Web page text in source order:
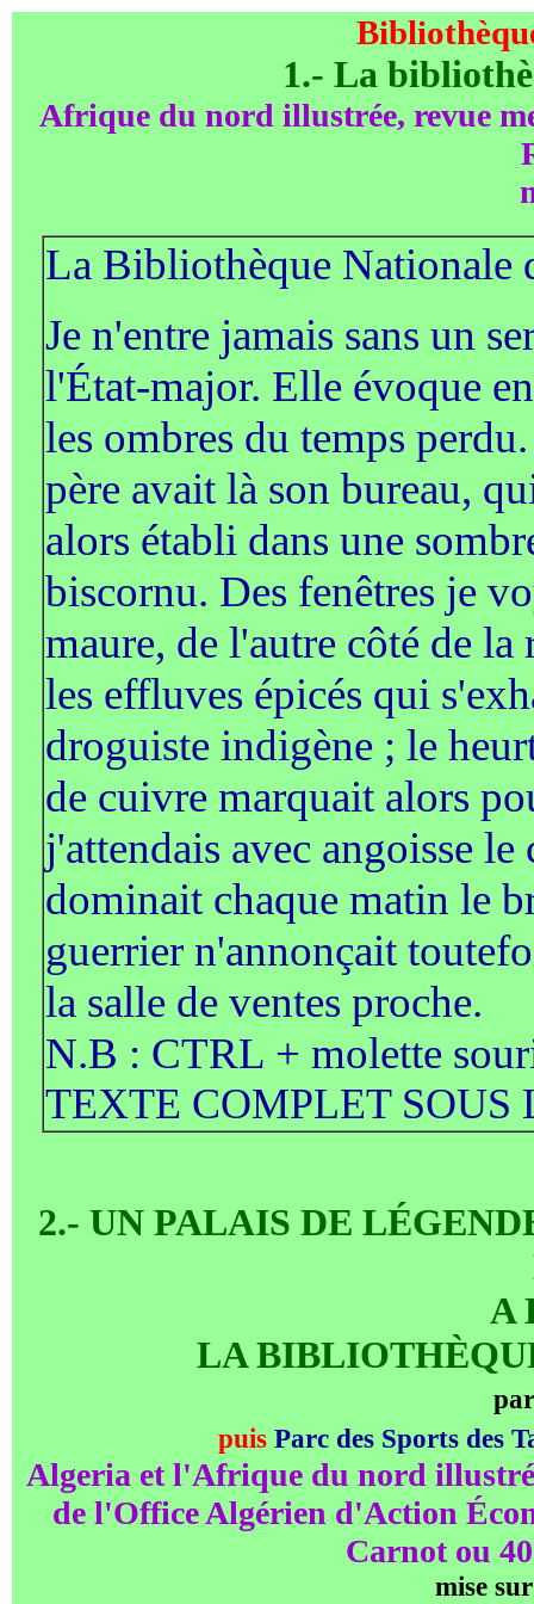
1.- La
Afrique du nord illustrée, revue
La Bibliothèque Nationale
Je n'entre jamais sans un
l'État-major. Elle évoque
les ombres du temps
père avait là son bureau,
alors établi dans une
biscornu. Des fenêtres je
maure, de l'autre côté de la
les effluves épicés qui
droguiste indigène ; le
de cuivre marquait alors
j'attendais avec angoisse
dominait chaque matin le
guerrier n'annonçait
la salle de ventes proche.
N.B : CTRL + molette
TEXTE COMPLET SOUS
2.- UN PALAIS DE
A
LA
puis Parc des Sports des
Algeria et l'Afrique du nord
de l'Office Algérien d'Action
Carnot ou
mise